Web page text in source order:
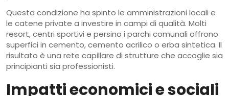
Questa condizione ha spinto le amministrazioni locali e
le catene private a investire in campi di qualità. Molti
resort, centri sportivi e persino i parchi comunali offrono
superfici in cemento, cemento acrilico o erba sintetica. Il
risultato è una rete capillare di strutture che accoglie sia
principianti sia professionisti.
Impatti economici e sociali